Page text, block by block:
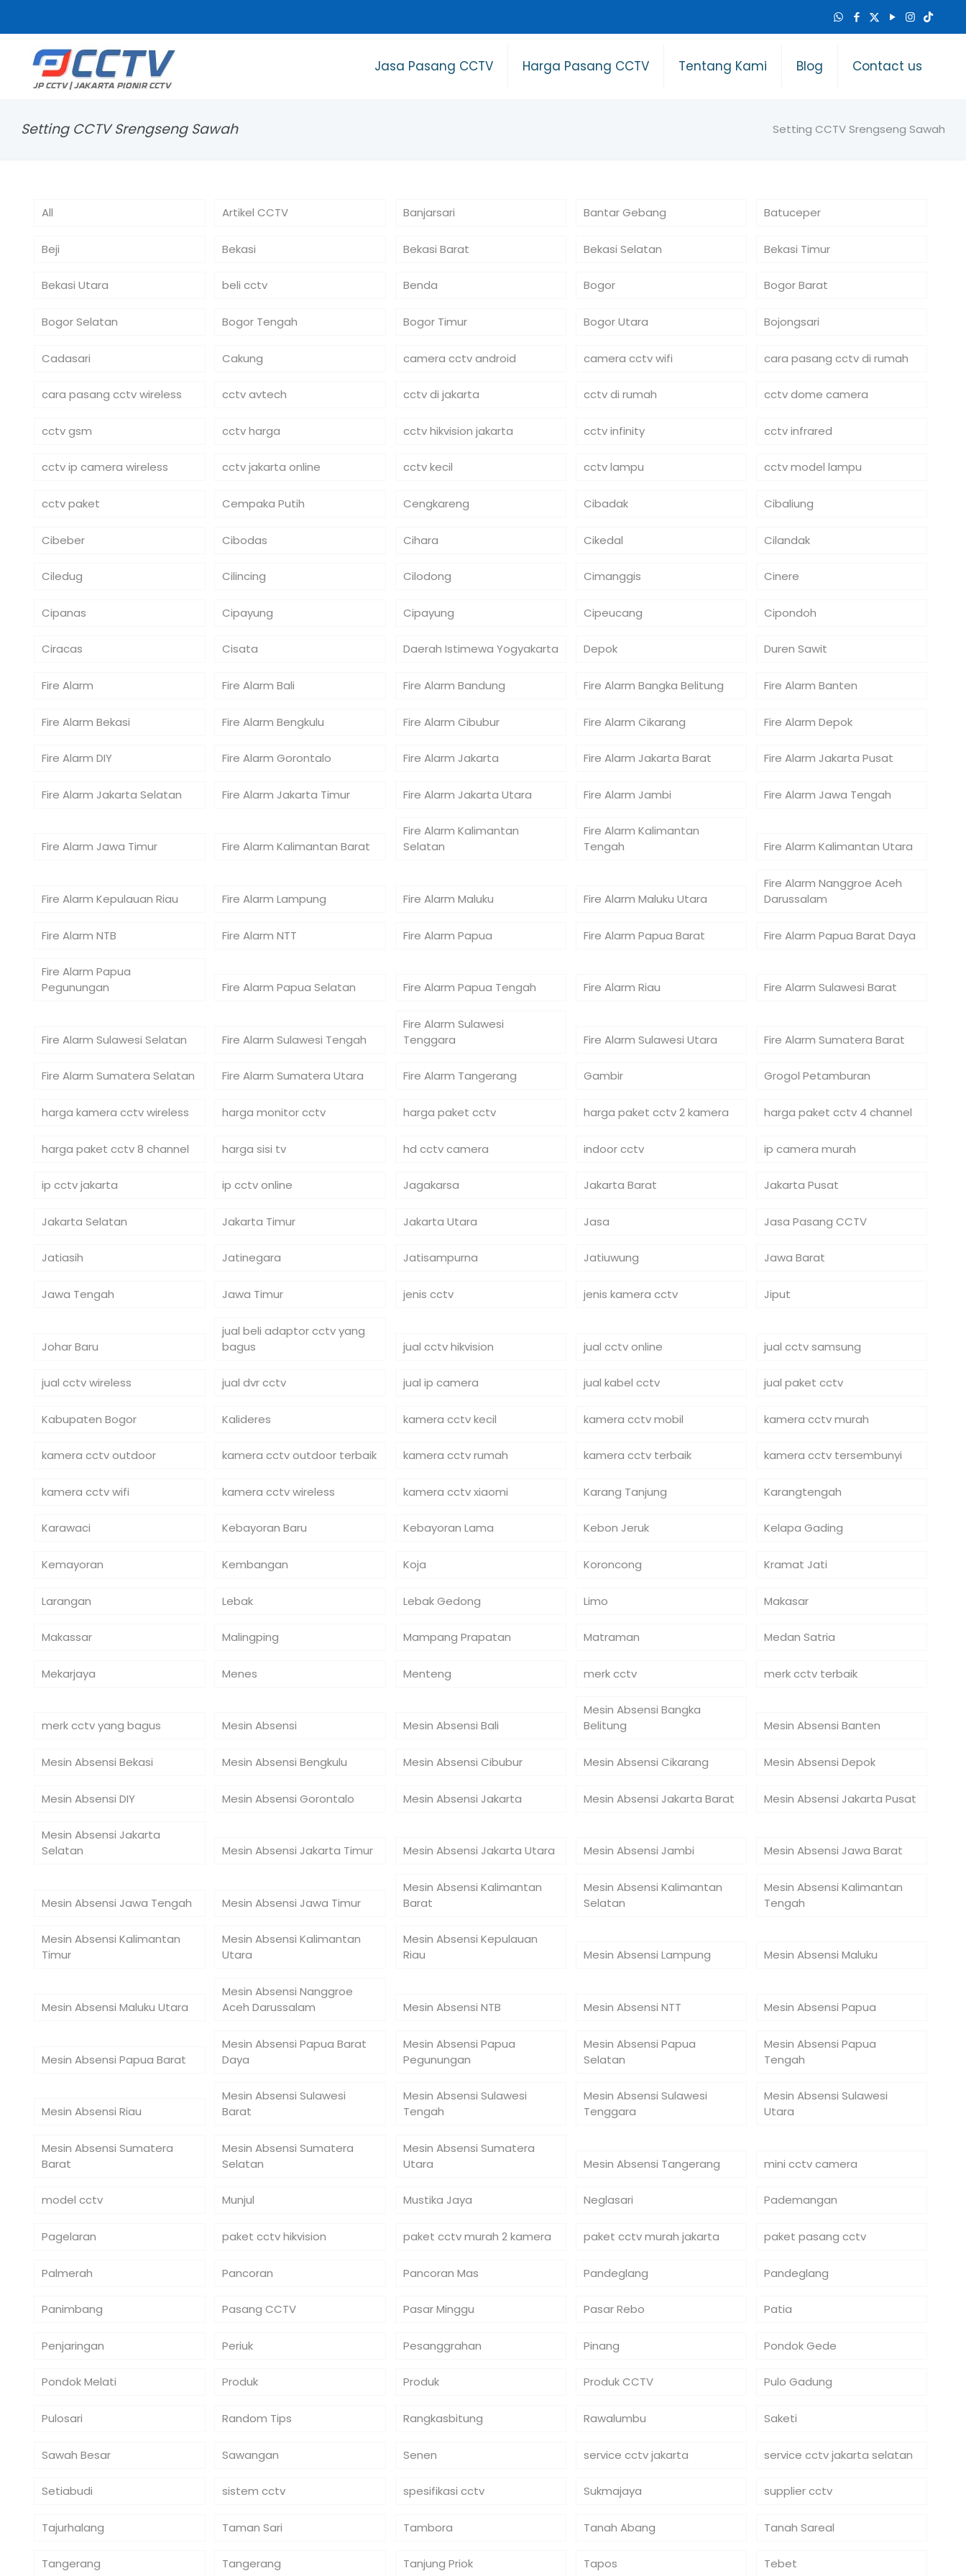
Jasa Pasang CCTV Harga Pasang CCTV Tentang Kami Blog Contact us
Setting CCTV Srengseng Sawah Setting CCTV Srengseng Sawah
All Artikel CCTV Banjarsari Bantar Gebang Batuceper
Beji Bekasi Bekasi Barat Bekasi Selatan Bekasi Timur
Bekasi Utara beli cctv Benda Bogor Bogor Barat
Bogor Selatan Bogor Tengah Bogor Timur Bogor Utara Bojongsari
Cadasari Cakung camera cctv android camera cctv wifi cara pasang cctv di rumah
cara pasang cctv wireless cctv avtech cctv di jakarta cctv di rumah cctv dome camera
cctv gsm cctv harga cctv hikvision jakarta cctv infinity cctv infrared
cctv ip camera wireless cctv jakarta online cctv kecil cctv lampu cctv model lampu
cctv paket Cempaka Putih Cengkareng Cibadak Cibaliung
Cibeber Cibodas Cihara Cikedal Cilandak
Ciledug Cilincing Cilodong Cimanggis Cinere
Cipanas Cipayung Cipayung Cipeucang Cipondoh
Ciracas Cisata Daerah Istimewa Yogyakarta Depok Duren Sawit
Fire Alarm Fire Alarm Bali Fire Alarm Bandung Fire Alarm Bangka Belitung Fire Alarm Banten
Fire Alarm Bekasi Fire Alarm Bengkulu Fire Alarm Cibubur Fire Alarm Cikarang Fire Alarm Depok
Fire Alarm DIY Fire Alarm Gorontalo Fire Alarm Jakarta Fire Alarm Jakarta Barat Fire Alarm Jakarta Pusat
Fire Alarm Jakarta Selatan Fire Alarm Jakarta Timur Fire Alarm Jakarta Utara Fire Alarm Jambi Fire Alarm Jawa Tengah
Fire Alarm Jawa Timur Fire Alarm Kalimantan Barat
Fire Alarm Kalimantan
Selatan
Fire Alarm Kalimantan
Tengah
Fire Alarm Kalimantan Utara
Fire Alarm Kepulauan Riau Fire Alarm Lampung Fire Alarm Maluku Fire Alarm Maluku Utara
Fire Alarm Nanggroe Aceh
Darussalam
Fire Alarm NTB Fire Alarm NTT Fire Alarm Papua Fire Alarm Papua Barat Fire Alarm Papua Barat Daya
Fire Alarm Papua
Pegunungan
Fire Alarm Papua Selatan Fire Alarm Papua Tengah Fire Alarm Riau Fire Alarm Sulawesi Barat
Fire Alarm Sulawesi Selatan Fire Alarm Sulawesi Tengah
Fire Alarm Sulawesi
Tenggara
Fire Alarm Sulawesi Utara Fire Alarm Sumatera Barat
Fire Alarm Sumatera Selatan Fire Alarm Sumatera Utara Fire Alarm Tangerang Gambir Grogol Petamburan
harga kamera cctv wireless harga monitor cctv harga paket cctv harga paket cctv 2 kamera harga paket cctv 4 channel
harga paket cctv 8 channel harga sisi tv hd cctv camera indoor cctv ip camera murah
ip cctv jakarta ip cctv online Jagakarsa Jakarta Barat Jakarta Pusat
Jakarta Selatan Jakarta Timur Jakarta Utara Jasa Jasa Pasang CCTV
Jatiasih Jatinegara Jatisampurna Jatiuwung Jawa Barat
Jawa Tengah Jawa Timur jenis cctv jenis kamera cctv Jiput
Johar Baru
jual beli adaptor cctv yang
bagus
jual cctv hikvision jual cctv online jual cctv samsung
jual cctv wireless jual dvr cctv jual ip camera jual kabel cctv jual paket cctv
Kabupaten Bogor Kalideres kamera cctv kecil kamera cctv mobil kamera cctv murah
kamera cctv outdoor kamera cctv outdoor terbaik kamera cctv rumah kamera cctv terbaik kamera cctv tersembunyi
kamera cctv wifi kamera cctv wireless kamera cctv xiaomi Karang Tanjung Karangtengah
Karawaci Kebayoran Baru Kebayoran Lama Kebon Jeruk Kelapa Gading
Kemayoran Kembangan Koja Koroncong Kramat Jati
Larangan Lebak Lebak Gedong Limo Makasar
Makassar Malingping Mampang Prapatan Matraman Medan Satria
Mekarjaya Menes Menteng merk cctv merk cctv terbaik
merk cctv yang bagus Mesin Absensi Mesin Absensi Bali
Mesin Absensi Bangka
Belitung
Mesin Absensi Banten
Mesin Absensi Bekasi Mesin Absensi Bengkulu Mesin Absensi Cibubur Mesin Absensi Cikarang Mesin Absensi Depok
Mesin Absensi DIY Mesin Absensi Gorontalo Mesin Absensi Jakarta Mesin Absensi Jakarta Barat Mesin Absensi Jakarta Pusat
Mesin Absensi Jakarta
Selatan
Mesin Absensi Jakarta Timur Mesin Absensi Jakarta Utara Mesin Absensi Jambi Mesin Absensi Jawa Barat
Mesin Absensi Jawa Tengah Mesin Absensi Jawa Timur
Mesin Absensi Kalimantan
Barat
Mesin Absensi Kalimantan
Selatan
Mesin Absensi Kalimantan
Tengah
Mesin Absensi Kalimantan
Timur
Mesin Absensi Kalimantan
Utara
Mesin Absensi Kepulauan
Riau
Mesin Absensi Lampung Mesin Absensi Maluku
Mesin Absensi Maluku Utara
Mesin Absensi Nanggroe
Aceh Darussalam
Mesin Absensi NTB Mesin Absensi NTT Mesin Absensi Papua
Mesin Absensi Papua Barat
Mesin Absensi Papua Barat
Daya
Mesin Absensi Papua
Pegunungan
Mesin Absensi Papua
Selatan
Mesin Absensi Papua
Tengah
Mesin Absensi Riau
Mesin Absensi Sulawesi
Barat
Mesin Absensi Sulawesi
Tengah
Mesin Absensi Sulawesi
Tenggara
Mesin Absensi Sulawesi
Utara
Mesin Absensi Sumatera
Barat
Mesin Absensi Sumatera
Selatan
Mesin Absensi Sumatera
Utara
Mesin Absensi Tangerang mini cctv camera
model cctv Munjul Mustika Jaya Neglasari Pademangan
Pagelaran paket cctv hikvision paket cctv murah 2 kamera paket cctv murah jakarta paket pasang cctv
Palmerah Pancoran Pancoran Mas Pandeglang Pandeglang
Panimbang Pasang CCTV Pasar Minggu Pasar Rebo Patia
Penjaringan Periuk Pesanggrahan Pinang Pondok Gede
Pondok Melati Produk Produk Produk CCTV Pulo Gadung
Pulosari Random Tips Rangkasbitung Rawalumbu Saketi
Sawah Besar Sawangan Senen service cctv jakarta service cctv jakarta selatan
Setiabudi sistem cctv spesifikasi cctv Sukmajaya supplier cctv
Tajurhalang Taman Sari Tambora Tanah Abang Tanah Sareal
Tangerang Tangerang Tanjung Priok Tapos Tebet